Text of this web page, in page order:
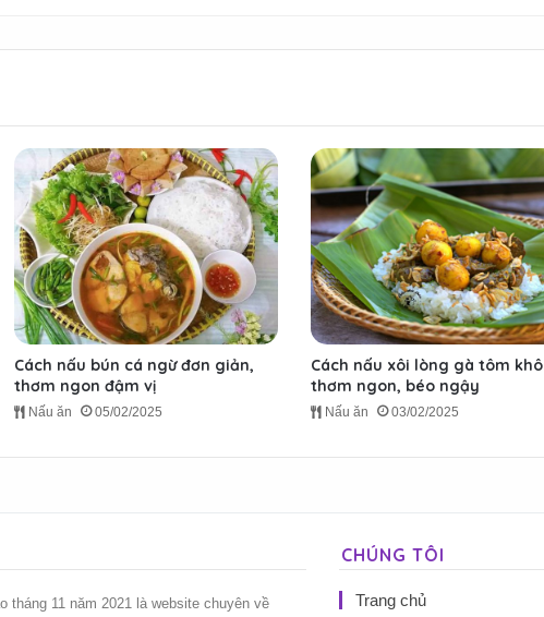
Cách nấu bún cá ngừ đơn giản,
thơm ngon đậm vị
Nấu ăn 05/02/2025
Cách nấu xôi lòng gà tôm khô
thơm ngon, béo ngậy
Nấu ăn 03/02/2025
tháng 11 năm 2021 là website chuyên về
CHÚNG TÔI
Trang chủ